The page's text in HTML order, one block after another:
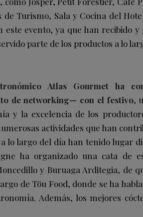
Turismo, Sala y Cocina del
evento, ya que han recibido y
parte de los productos a lo
Atlas Gourmet ha
denetworking— con el festivo,
y la excelencia de los
actividades que han
lo largo del día han tenido lugar
ha organizado una cata de
y Buruaga Arditegia, de
de Töu Food, donde se ha
Además, los mejores